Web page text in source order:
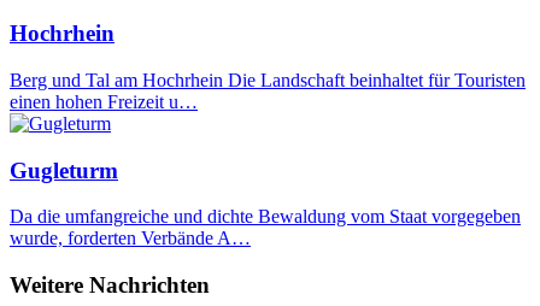
Hochrhein
Berg und Tal am Hochrhein Die Landschaft beinhaltet für Touristen
einen hohen Freizeit u…
Gugleturm
Da die umfangreiche und dichte Bewaldung vom Staat vorgegeben
wurde, forderten Verbände A…
Weitere Nachrichten